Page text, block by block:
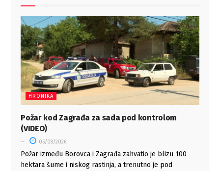
HRONIKA
Požar kod Zagrađa za sada pod kontrolom
(VIDEO)
05/08/2026
Požar između Borovca i Zagrađa zahvatio je blizu 100
hektara šume i niskog rastinja, a trenutno je pod